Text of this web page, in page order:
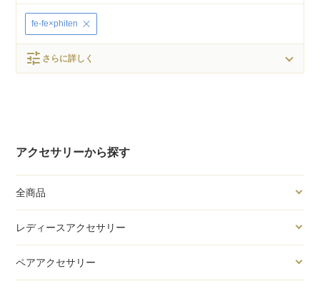
アクセサリーから探す
全商品
レディースアクセサリー
ペアアクセサリー
fe-fe×phiten
tune さらに詳しく